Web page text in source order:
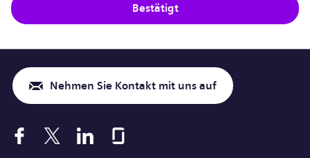
Bestätigt
Nehmen Sie Kontakt mit uns auf